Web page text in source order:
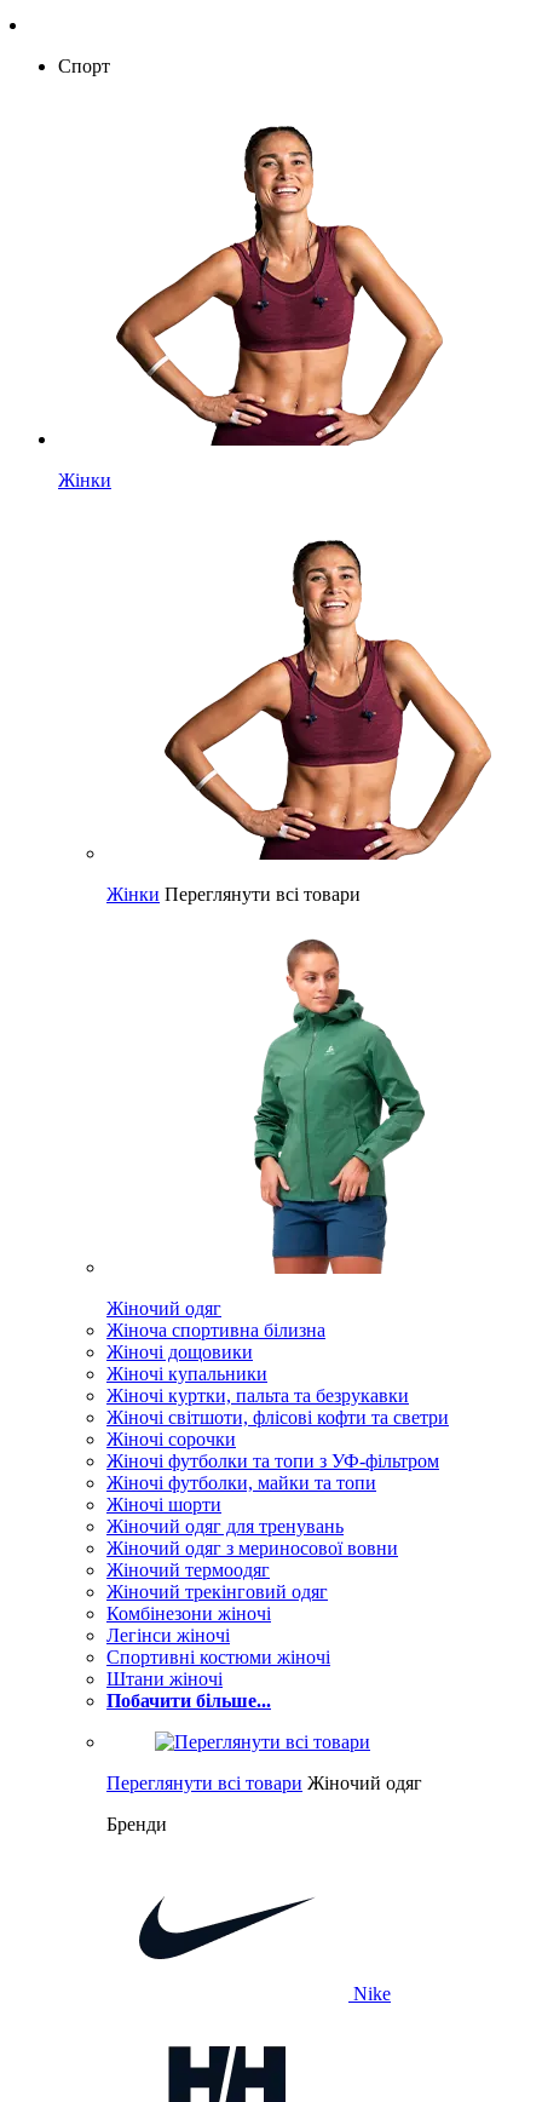
Спорт
Жінки
Жінки Переглянути всі товари
Жіночий одяг
Жіноча спортивна білизна
Жіночі дощовики
Жіночі купальники
Жіночі куртки, пальта та безрукавки
Жіночі світшоти, флісові кофти та светри
Жіночі сорочки
Жіночі футболки та топи з УФ-фільтром
Жіночі футболки, майки та топи
Жіночі шорти
Жіночий одяг для тренувань
Жіночий одяг з мериносової вовни
Жіночий термоодяг
Жіночий трекінговий одяг
Комбінезони жіночі
Легінси жіночі
Спортивні костюми жіночі
Штани жіночі
Побачити більше...
Переглянути всі товари Жіночий одяг
Бренди
Nike